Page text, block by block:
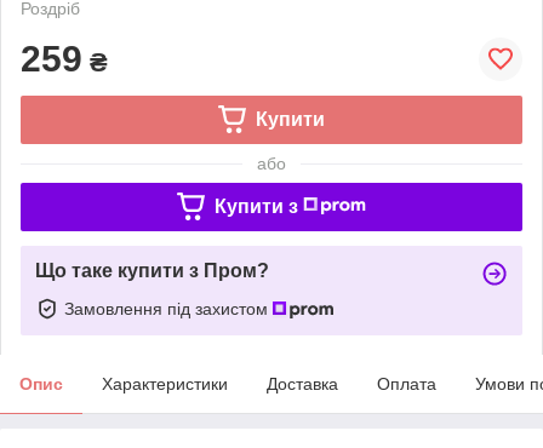
Роздріб
259 ₴
Купити
або
Купити з
Що таке купити з Пром?
Замовлення під захистом
Опис Характеристики Доставка Оплата Умови